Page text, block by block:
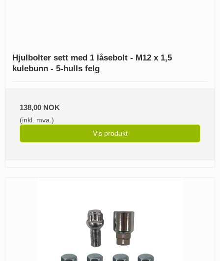
Hjulbolter sett med 1 låsebolt - M12 x 1,5
kulebunn - 5-hulls felg
138,00 NOK
(inkl. mva.)
Vis produkt